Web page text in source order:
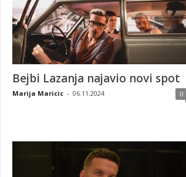
Bejbi Lazanja najavio novi spot
Marija Maricic - 06.11.2024 0